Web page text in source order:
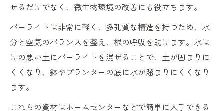
せるだけでなく、微生物環境の改善にも役立ちます。
パーライトは非常に軽く、多孔質な構造を持つため、水
分と空気のバランスを整え、根の呼吸を助けます。水は
けの悪い土にパーライトを混ぜることで、土が固まりに
くくなり、鉢やプランターの底に水が溜まりにくくなり
ます。
これらの資材はホームセンターなどで簡単に入手できる